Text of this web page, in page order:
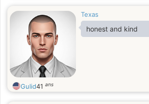
Texas
honest and kind
Gulid41 ans